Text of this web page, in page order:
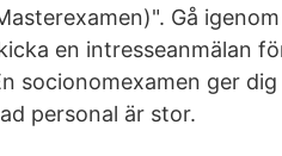
Gå
en intresseanmälan
socionomexamen ger
personal är stor.